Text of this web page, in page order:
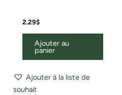
2.29$
Ajouter au
panier
Ajouter à la liste de
souhait